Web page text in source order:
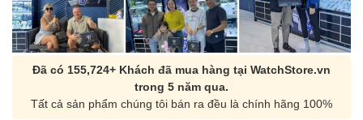
Đã có 155,724+ Khách đã mua hàng tại WatchStore.vn
trong 5 năm qua.
Tất cả sản phẩm chúng tôi bán ra đều là chính hãng 100%
Orient Nam RA-
Casio Nam MTS-